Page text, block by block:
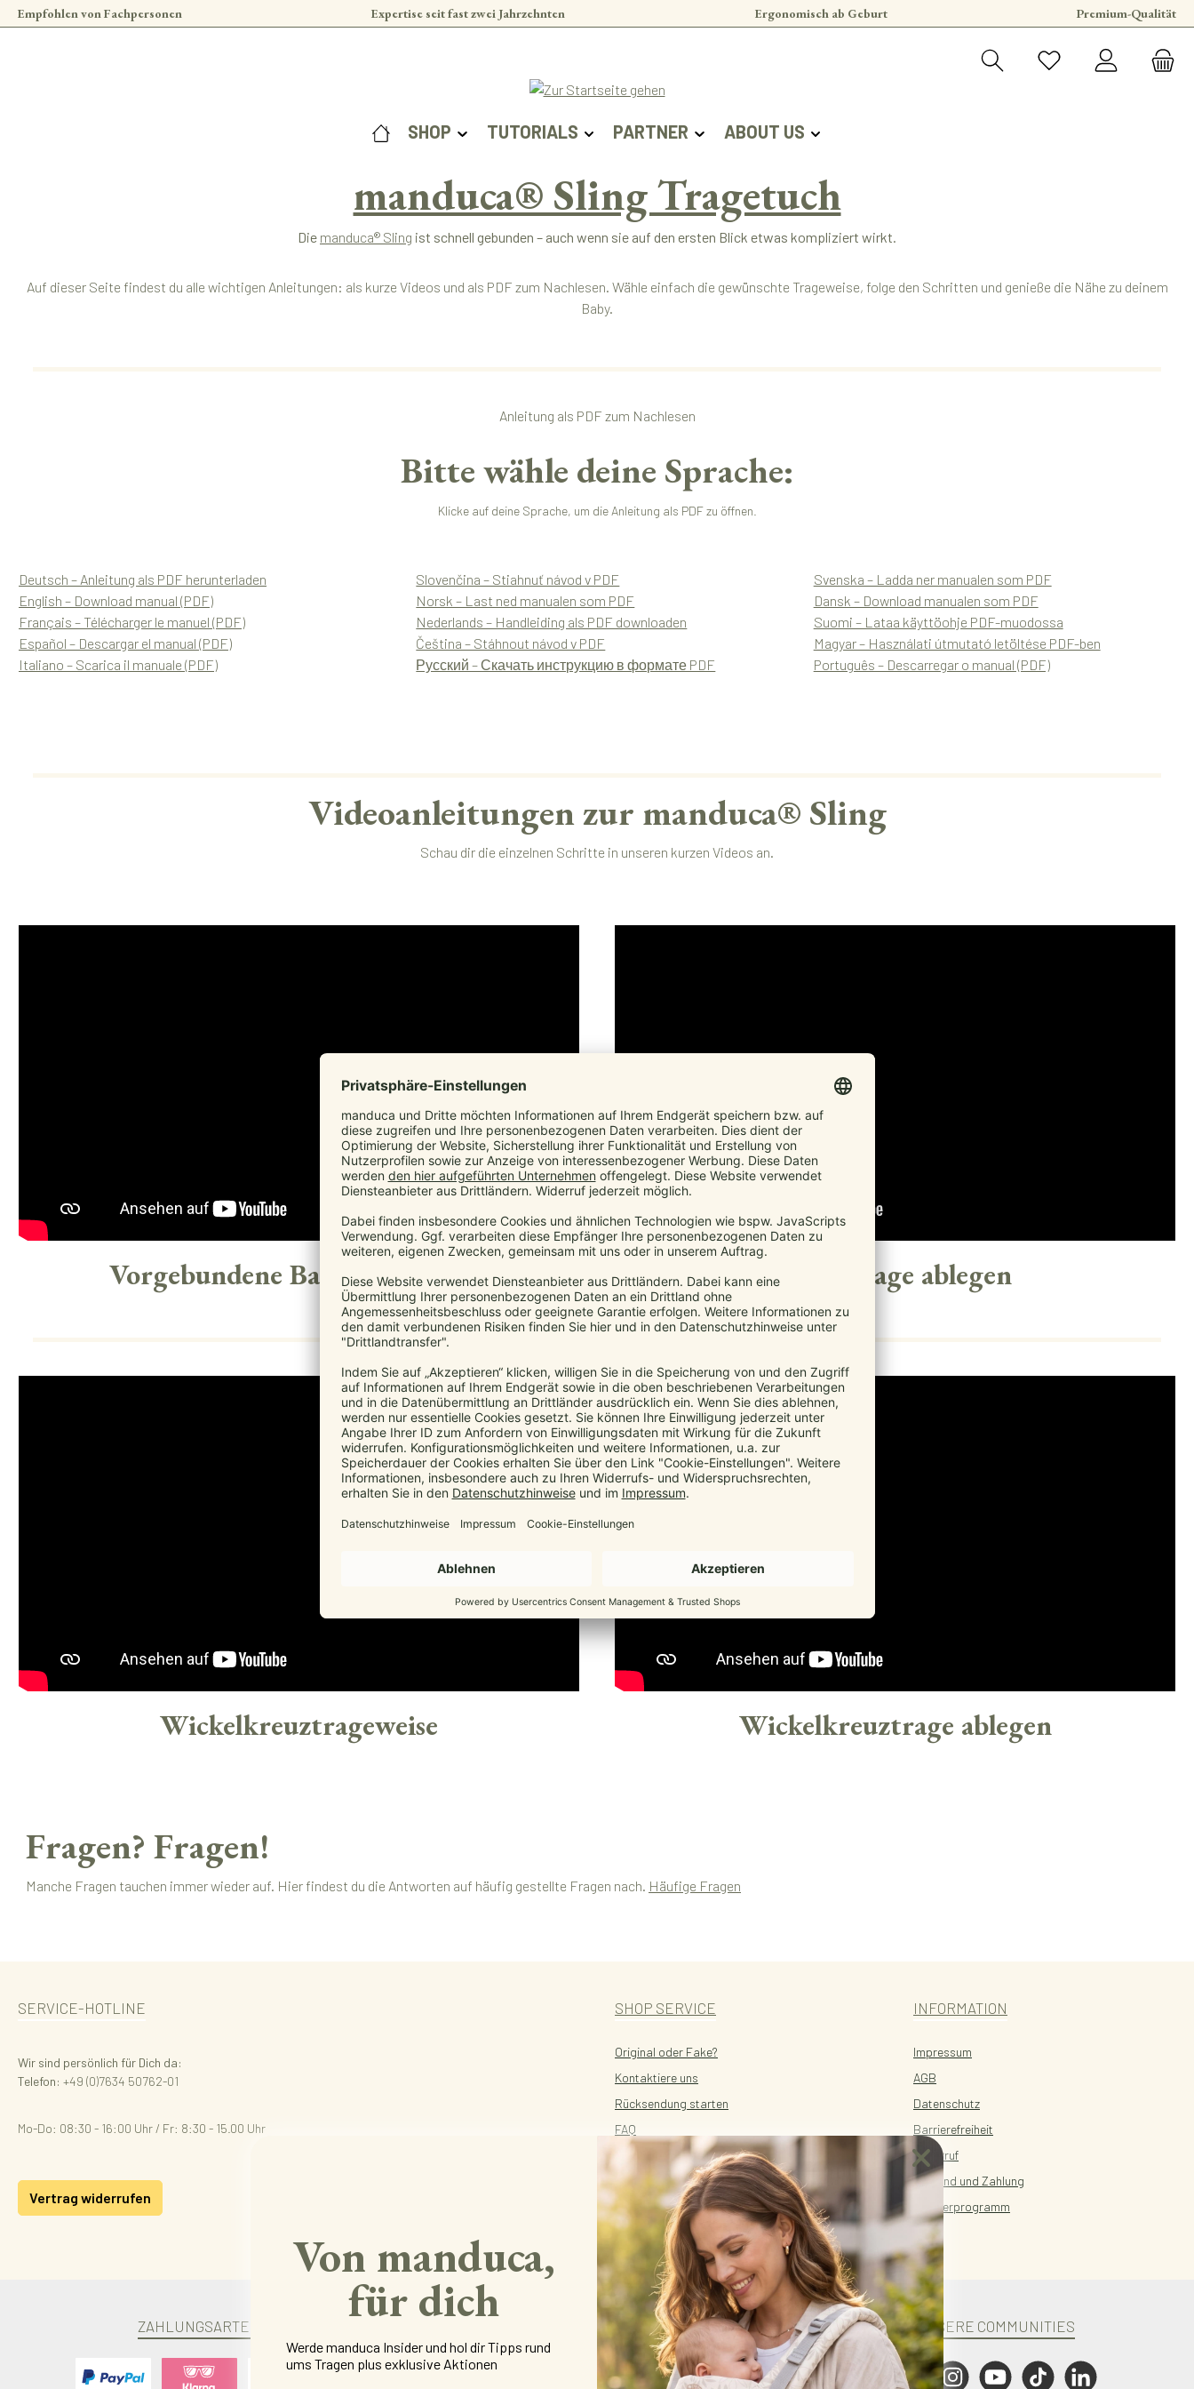
Hauptinhalt springen
Zur Suche springen
Zur Hauptnavigation springen
Empfohlen von Fachpersonen Expertise seit fast zwei Jahrzehnten Ergonomisch ab Geburt Premium-Qualität
SHOP TUTORIALS PARTNER ABOUT US
manduca® Sling Tragetuch
Die manduca® Sling ist schnell gebunden – auch wenn sie auf den ersten Blick etwas kompliziert wirkt.
Auf dieser Seite findest du alle wichtigen Anleitungen: als kurze Videos und als PDF zum Nachlesen. Wähle einfach die gewünschte Trageweise, folge den Schritten und genieße die Nähe zu deinem
Baby.
Anleitung als PDF zum Nachlesen
Bitte wähle deine Sprache:
Klicke auf deine Sprache, um die Anleitung als PDF zu öffnen.
Deutsch – Anleitung als PDF herunterladen
English – Download manual (PDF)
Français – Télécharger le manuel (PDF)
Español – Descargar el manual (PDF)
Italiano – Scarica il manuale (PDF)
Slovenčina – Stiahnuť návod v PDF
Norsk – Last ned manualen som PDF
Nederlands – Handleiding als PDF downloaden
Čeština – Stáhnout návod v PDF
Русский – Скачать инструкцию в формате PDF
Svenska – Ladda ner manualen som PDF
Dansk – Download manualen som PDF
Suomi – Lataa käyttöohje PDF-muodossa
Magyar – Használati útmutató letöltése PDF-ben
Português – Descarregar o manual (PDF)
Videoanleitungen zur manduca® Sling
Schau dir die einzelnen Schritte in unseren kurzen Videos an.
Vorgebundene Bauchtrageweise Bauchtrage ablegen
Wickelkreuztrageweise Wickelkreuztrage ablegen
Fragen? Fragen!
Manche Fragen tauchen immer wieder auf. Hier findest du die Antworten auf häufig gestellte Fragen nach. Häufige Fragen
SERVICE-HOTLINE
Wir sind persönlich für Dich da:
Telefon: +49 (0)7634 50762-01
Mo-Do: 08:30 - 16:00 Uhr / Fr: 8:30 - 15.00 Uhr
Vertrag widerrufen
SHOP SERVICE
Original oder Fake?
Kontaktiere uns
Rücksendung starten
FAQ
INFORMATION
Impressum
AGB
Datenschutz
Barrierefreiheit
Widerruf
Versand und Zahlung
Partnerprogramm
ZAHLUNGSARTEN SICHER EINKAUFEN
Mehrfach ausgezeichnet und zertifiziert!
UNSERE COMMUNITIES
FacebookInstagramYouTube TikTok LinkedIn
Von manduca,
für dich
Werde manduca Insider und hol dir Tipps rund
ums Tragen plus exklusive Aktionen